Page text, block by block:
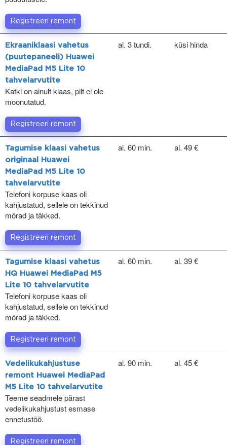
Registreeri remont
Ekraaniklaasi vahetus
(puutepaneeli) Huawei
MediaPad M5 Lite 10
tahvelarvutite
Katki on ainult klaas, pilt ei ole
moonutatud.
al. 3 tundi. küsi hinda
Registreeri remont
Tagumise klaasi vahetus
originaal Huawei
MediaPad M5 Lite 10
tahvelarvutite
Telefoni korpuse kaas oli
kahjustatud, sellele on tekkinud
mõrad ja täkked.
al. 60 min. al. 49 €
Registreeri remont
Tagumise klaasi vahetus
HQ Huawei MediaPad M5
Lite 10 tahvelarvutite
Telefoni korpuse kaas oli
kahjustatud, sellele on tekkinud
mõrad ja täkked.
al. 60 min. al. 39 €
Registreeri remont
Vedelikukahjustuse
remont Huawei MediaPad
M5 Lite 10 tahvelarvutite
Teeme seadmele pärast
vedelikukahjustust esmase
ennetustöö.
al. 90 min. al. 45 €
Registreeri remont